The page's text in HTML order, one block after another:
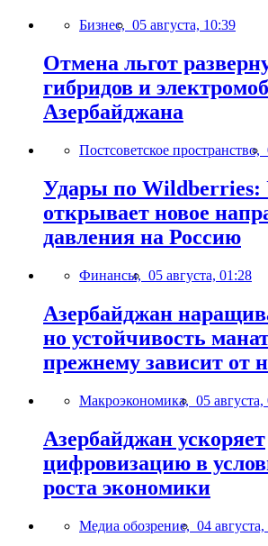
Бизнес, 05 августа, 10:39
Отмена льгот
гибридов и
Азербайджана
Постсоветское пространство,
Удары по Wildberries:
открывает новое
давления на Россию
Финансы, 05 августа, 01:28
Азербайджан
но устойчивость
прежнему зависит от
Макроэкономика, 05
Азербайджан ускоряет
цифровизацию в
роста экономики
Медиа обозрение, 04